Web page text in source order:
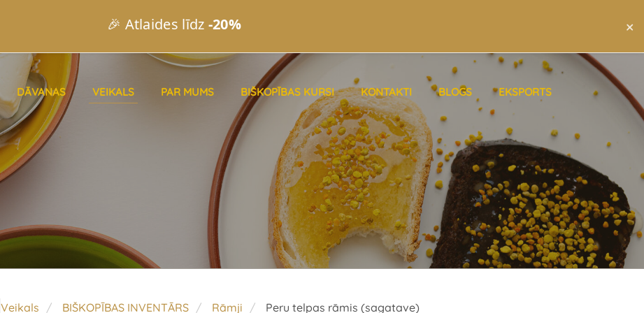
🎉 Atlaides līdz -20% ×
DĀVANAS VEIKALS PAR MUMS BIŠKOPĪBAS KURSI KONTAKTI BLOGS EKSPORTS
Veikals BIŠKOPĪBAS INVENTĀRS ​Rāmji Peru telpas rāmis (sagatave)